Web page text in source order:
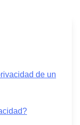
de un